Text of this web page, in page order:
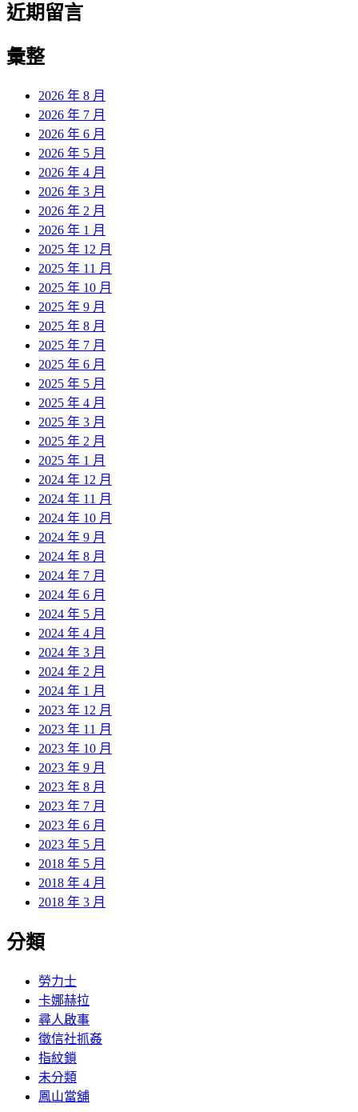
近期留言
彙整
2026 年 8 月
2026 年 7 月
2026 年 6 月
2026 年 5 月
2026 年 4 月
2026 年 3 月
2026 年 2 月
2026 年 1 月
2025 年 12 月
2025 年 11 月
2025 年 10 月
2025 年 9 月
2025 年 8 月
2025 年 7 月
2025 年 6 月
2025 年 5 月
2025 年 4 月
2025 年 3 月
2025 年 2 月
2025 年 1 月
2024 年 12 月
2024 年 11 月
2024 年 10 月
2024 年 9 月
2024 年 8 月
2024 年 7 月
2024 年 6 月
2024 年 5 月
2024 年 4 月
2024 年 3 月
2024 年 2 月
2024 年 1 月
2023 年 12 月
2023 年 11 月
2023 年 10 月
2023 年 9 月
2023 年 8 月
2023 年 7 月
2023 年 6 月
2023 年 5 月
2018 年 5 月
2018 年 4 月
2018 年 3 月
分類
勞力士
卡娜赫拉
尋人啟事
徵信社抓姦
指紋鎖
未分類
鳳山當舖